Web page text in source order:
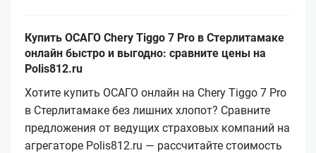
Купить ОСАГО Chery Tiggo 7 Pro в Стерлитамаке
онлайн быстро и выгодно: сравните цены на
Polis812.ru
Хотите купить ОСАГО онлайн на Chery Tiggo 7 Pro
в Стерлитамаке без лишних хлопот? Сравните
предложения от ведущих страховых компаний на
агрегаторе Polis812.ru — рассчитайте стоимость